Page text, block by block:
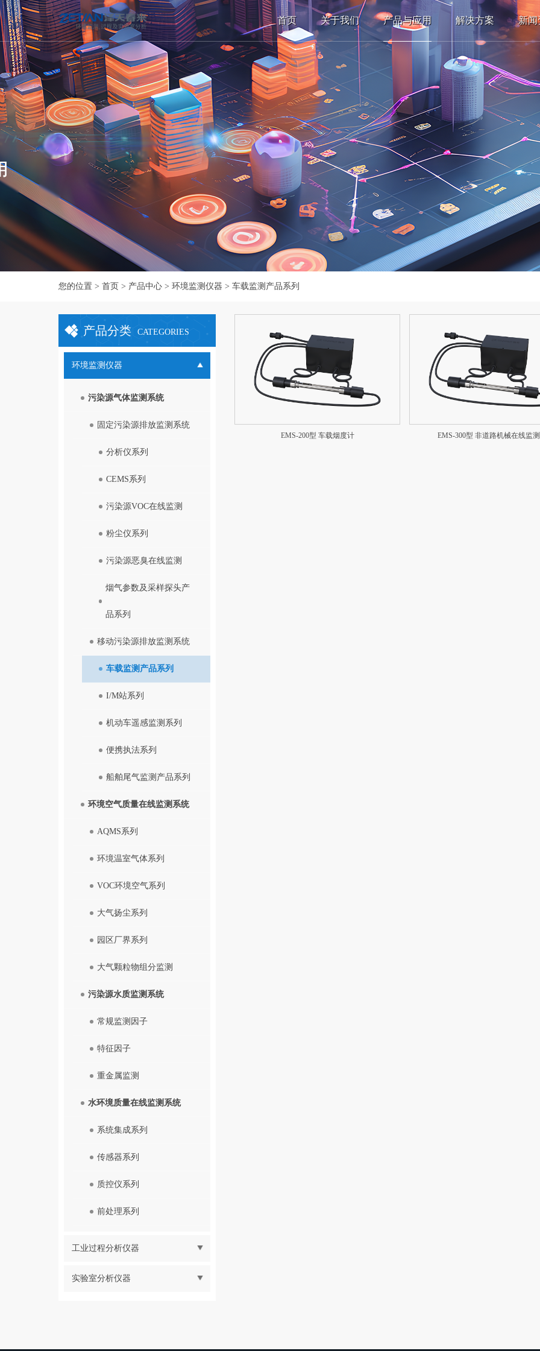
首页 关于我们 产品与应用 解决方案 新闻
您的位置 > 首页 > 产品中心 > 环境监测仪器 > 车载监测产品系列
产品分类 CATEGORIES
环境监测仪器
污染源气体监测系统
固定污染源排放监测系统
分析仪系列
CEMS系列
污染源VOC在线监测
粉尘仪系列
污染源恶臭在线监测
烟气参数及采样探头产
品系列
移动污染源排放监测系统
车载监测产品系列
I/M站系列
机动车遥感监测系列
便携执法系列
船舶尾气监测产品系列
环境空气质量在线监测系统
AQMS系列
环境温室气体系列
VOC环境空气系列
大气扬尘系列
园区厂界系列
大气颗粒物组分监测
污染源水质监测系统
常规监测因子
特征因子
重金属监测
水环境质量在线监测系统
系统集成系列
传感器系列
质控仪系列
前处理系列
工业过程分析仪器
实验室分析仪器
EMS-200型 车载烟度计 EMS-300型 非道路机械在线监